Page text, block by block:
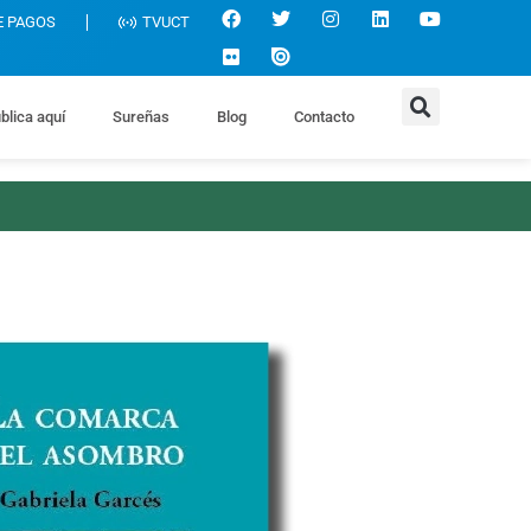
PAGOS TVUCT
aquí Sureñas Blog Contacto